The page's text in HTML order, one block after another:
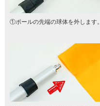
①ポールの先端の球体を外します。